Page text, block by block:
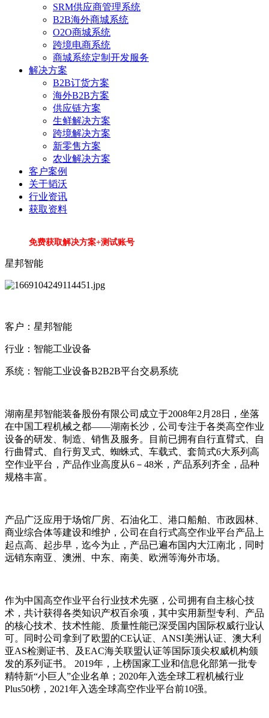
SRM供应商管理系统
B2B海外商城系统
O2O商城系统
跨境电商系统
商城系统定制开发服务
解决方案
B2B订货方案
海外B2B方案
供应链方案
生鲜解决方案
跨境解决方案
新零售方案
农业解决方案
客户案例
关于韬沃
行业资讯
获取资料
免费获取解决方案+测试账号
星邦智能
客户：星邦智能
行业：智能工业设备
系统：智能工业设备B2B2B平台交易系统
湖南星邦智能装备股份有限公司成立于2008年2月28日，坐落
在中国工程机械之都——湖南长沙，公司专注于各类高空作业
设备的研发、制造、销售及服务。目前已拥有自行直臂式、自
行曲臂式、自行剪叉式、蜘蛛式、车载式、套筒式6大系列高
空作业平台，产品作业高度从6－48米，产品系列齐全，品种
规格丰富。
产品广泛应用于场馆厂房、石油化工、港口船舶、市政园林、
商业综合体等建设和维护，公司在自行式高空作业平台产品上
起点高、起步早，迄今为止，产品已遍布国内大江南北，同时
远销东南亚、澳洲、中东、南美、欧洲等海外市场。
作为中国高空作业平台行业技术先驱，公司拥有自主核心技
术，共计获得各类知识产权百余项，其中实用新型专利、产品
的核心技术、技术性能、质量性能已深受国内国际权威行业认
可。同时公司拿到了欧盟的CE认证、ANSI美洲认证、澳大利
亚AS检测证书、及EAC海关联盟认证等国际顶尖权威机构颁
发的系列证书。 2019年，上榜国家工业和信息化部第一批专
精特新“小巨人”企业名单；2020年入选全球工程机械行业
Plus50榜，2021年入选全球高空作业平台前10强。